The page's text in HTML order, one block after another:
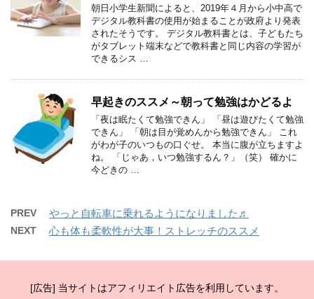
朝日小学生新聞によると、2019年４月から小中高で
デジタル教科書の使用が始まることが政府より発表
されたそうです。 デジタル教科書とは、子どもたち
がタブレット端末などで教科書と同じ内容の学習が
できるシス …
早起きのススメ～朝って勉強はかどるよ
「夜は眠たくて勉強できん」 「昼は遊びたくて勉強
できん」 「朝は目が覚めんから勉強できん」 これ
がわが子のいつもの口ぐせ。 本当に腹が立ちますよ
ね。 「じゃあ，いつ勉強するん？」（笑） 確かに
今どきの …
PREV やっと自転車に乗れるようになりました♬
NEXT 心も体も柔軟性が大事！ストレッチのススメ
[広告] 当サイトはアフィリエイト広告を利用しています。